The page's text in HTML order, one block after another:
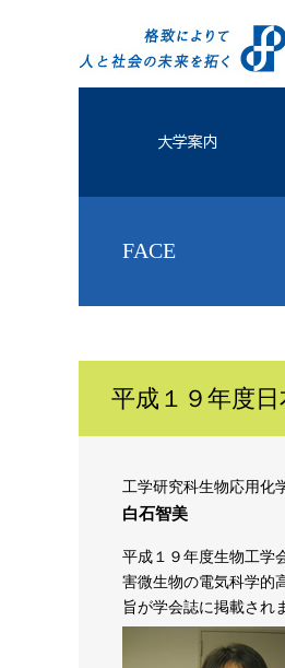
大学案内
FACE
平成１９年度
工学研究科生物応用化
白石智美
平成１９年度生物工学
害微生物の電気科学的
旨が学会誌に掲載され